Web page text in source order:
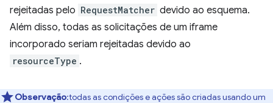
rejeitadas pelo RequestMatcher devido ao esquema.
Além disso, todas as solicitações de um iframe
incorporado seriam rejeitadas devido ao
resourceType .
Observação:todas as condições e ações são criadas usando um